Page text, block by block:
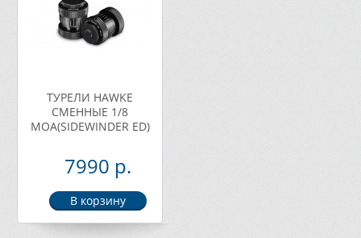
ТУРЕЛИ HAWKE
СМЕННЫЕ 1/8
МОА(SIDEWINDER ED)
7990 р.